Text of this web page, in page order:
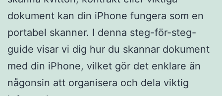
dokument kan din iPhone fungera som en
portabel skanner. I denna steg-för-steg-
guide visar vi dig hur du skannar dokument
med din iPhone, vilket gör det enklare än
någonsin att organisera och dela viktig